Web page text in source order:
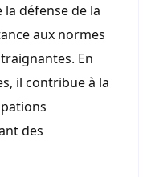
défense de la
aux normes
En
il contribue à la
des